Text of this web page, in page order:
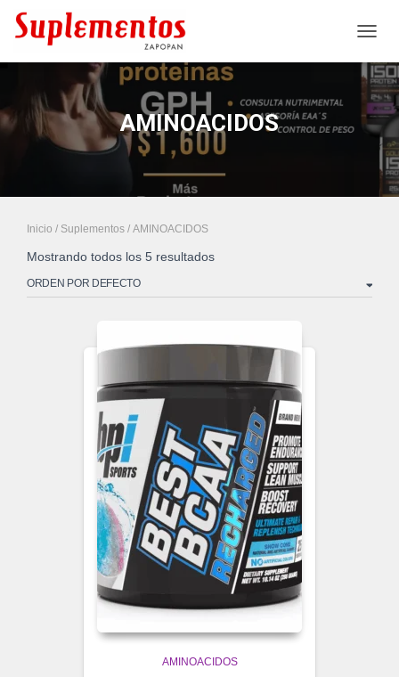
AMINOACIDOS
Inicio / Suplementos / AMINOACIDOS
Mostrando todos los 5 resultados
AMINOACIDOS